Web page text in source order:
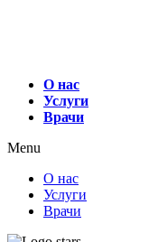
О нас
Услуги
Врачи
Menu
О нас
Услуги
Врачи